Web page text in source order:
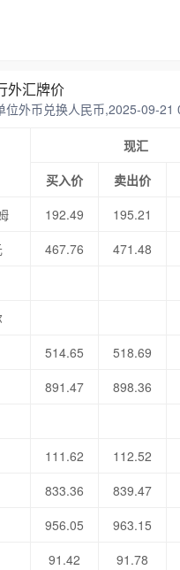
外汇牌价
位外币兑换人民币,2025-09-21
现汇
买入价
卖出价
192.49 195.21
467.76 471.48
514.65 518.69
891.47 898.36
111.62 112.52
833.36 839.47
956.05 963.15
91.42 91.78